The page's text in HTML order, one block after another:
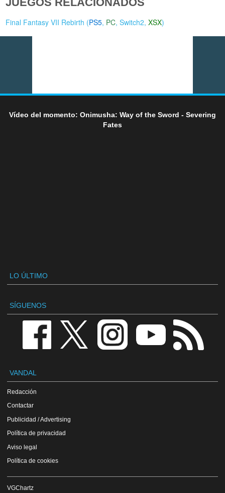
Final Fantasy VII Rebirth (PS5, PC,Switch2,XSX)
Vídeo del momento: Onimusha: Way of the Sword - Severing
Fates
LO ÚLTIMO
SÍGUENOS
VANDAL
Redacción
Contactar
Publicidad / Advertising
Política de privacidad
Aviso legal
Política de cookies
VGChartz